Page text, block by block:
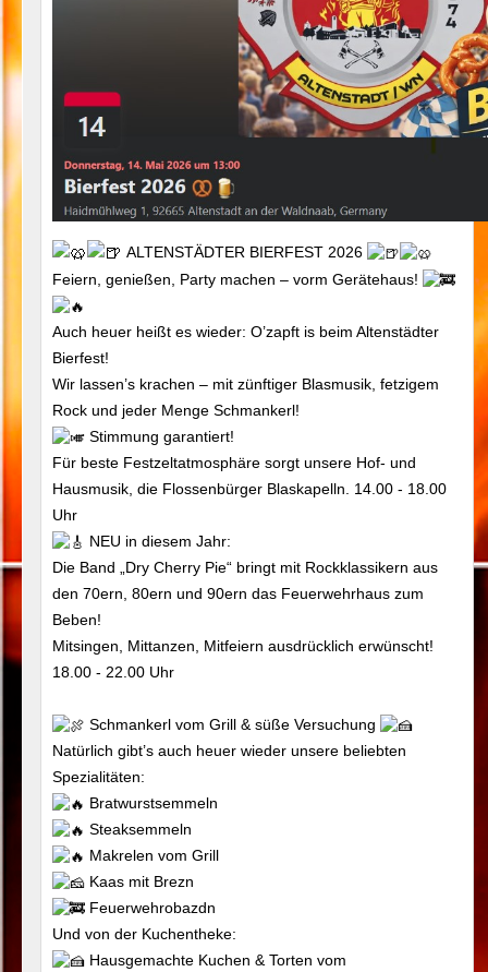
ALTENSTÄDTER BIERFEST 2026
Feiern, genießen, Party machen – vorm Gerätehaus!
Auch heuer heißt es wieder: O’zapft is beim Altenstädter
Bierfest!
Wir lassen’s krachen – mit zünftiger Blasmusik, fetzigem
Rock und jeder Menge Schmankerl!
Stimmung garantiert!
Für beste Festzeltatmosphäre sorgt unsere Hof- und
Hausmusik, die Flossenbürger Blaskapelln. 14.00 - 18.00
Uhr
NEU in diesem Jahr:
Die Band „Dry Cherry Pie“ bringt mit Rockklassikern aus
den 70ern, 80ern und 90ern das Feuerwehrhaus zum
Beben!
Mitsingen, Mittanzen, Mitfeiern ausdrücklich erwünscht!
18.00 - 22.00 Uhr
Schmankerl vom Grill & süße Versuchung
Natürlich gibt’s auch heuer wieder unsere beliebten
Spezialitäten:
Bratwurstsemmeln
Steaksemmeln
Makrelen vom Grill
Kaas mit Brezn
Feuerwehrobazdn
Und von der Kuchentheke:
Hausgemachte Kuchen & Torten vom